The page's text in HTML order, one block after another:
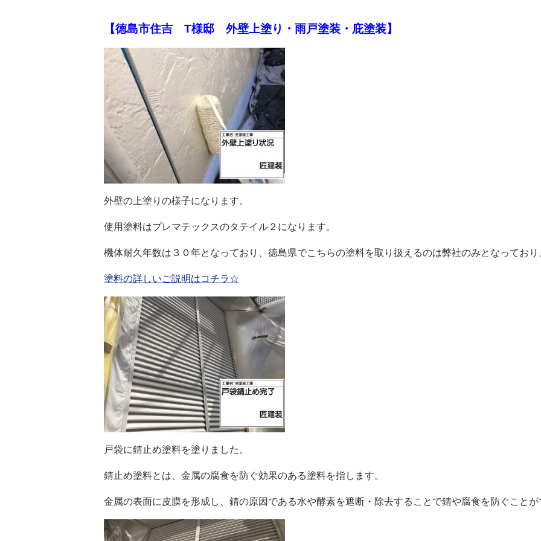
【徳島市住吉 T様邸 外壁上塗り・雨戸塗装・庇塗装】
外壁の上塗りの様子になります。
使用塗料はプレマテックスのタテイル２になります。
機体耐久年数は３０年となっており、徳島県でこちらの塗料を取り扱えるのは弊社のみとなっており
塗料の詳しいご説明はコチラ☆
戸袋に錆止め塗料を塗りました。
錆止め塗料とは、金属の腐食を防ぐ効果のある塗料を指します。
金属の表面に皮膜を形成し、錆の原因である水や酵素を遮断・除去することで錆や腐食を防ぐこと